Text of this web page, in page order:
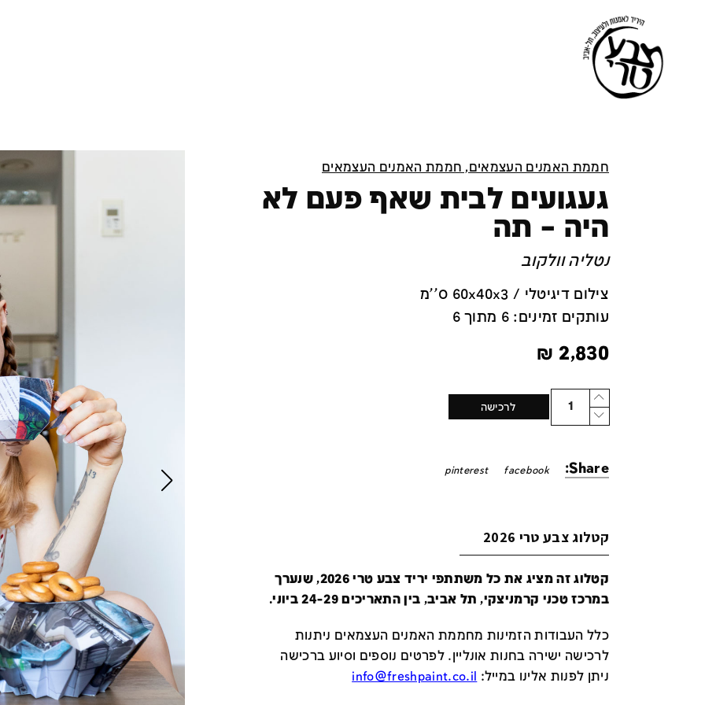
חממת האמנים העצמאים, חממת האמנים העצמאים
געגועים לבית שאף פעם לא
היה – תה
נטליה וולקוב
צילום דיגיטלי / 60x40x3 ס''מ
עותקים זמינים: 6 מתוך 6
2,830
₪
Quantity
לרכישה
Share:
facebook
pinterest
קטלוג צבע טרי 2026
קטלוג זה מציג את כל משתתפי יריד צבע טרי 2026, שנערך
במרכז טכני קרמניצקי, תל אביב, בין התאריכים 24-29 ביוני.
כלל העבודות הזמינות מחממת האמנים העצמאים ניתנות
לרכישה ישירה בחנות אונליין.לפרטים נוספים וסיוע ברכישה
ניתן לפנות אלינו במייל:
info@freshpaint.co.il